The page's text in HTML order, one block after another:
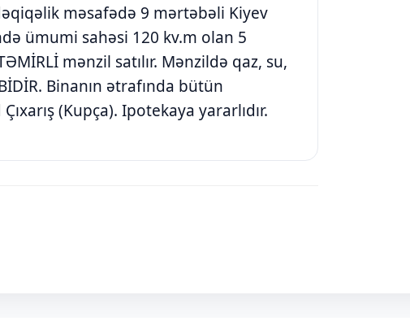
məsafədə 9 mərtəbəli Kiyev
ümumi sahəsi 120 kv.m olan 5
mənzil satılır. Mənzildə qaz, su,
Binanın ətrafında bütün
(Kupça). Ipotekaya yararlıdır.